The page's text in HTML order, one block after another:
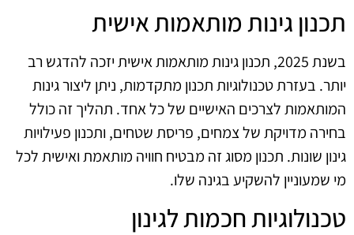
תכנון גינות מותאמות אישית
בשנת 2025, תכנון גינות מותאמות אישית יזכה להדגש רב
יותר. בעזרת טכנולוגיות תכנון מתקדמות, ניתן ליצור גינות
המותאמות לצרכים האישיים של כל אחד. תהליך זה כולל
בחירה מדויקת של צמחים, פריסת שטחים, ותכנון פעילויות
גינון שונות. תכנון מסוג זה מבטיח חוויה מותאמת ואישית לכל
מי שמעוניין להשקיע בגינה שלו.
טכנולוגיות חכמות לגינון